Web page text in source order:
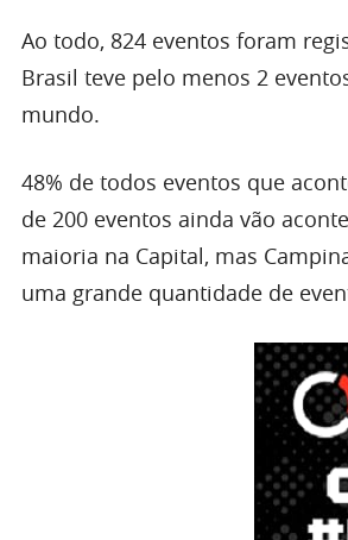
Ao todo, 824 eventos foram
Brasil teve pelo menos 2
mundo.
48% de todos eventos que
de 200 eventos ainda vão
maioria na Capital, mas
uma grande quantidade de